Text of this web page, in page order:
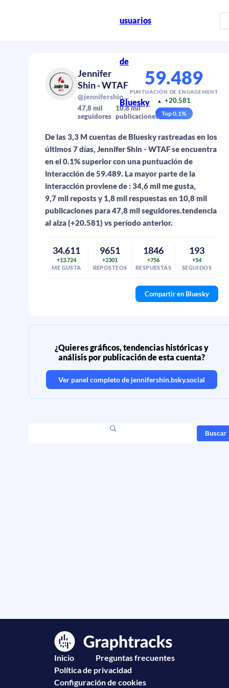
usuarios
de
Bluesky
Jennifer
Shin - WTAF
@jennifershin.bsky.social
47,8 mil
seguidores
10,8 mil
publicaciones
59.489
PUNTUACIÓN DE ENGAGEMENT
▲ +20.581
Top0.1%
De las 3,3 M cuentas de Bluesky rastreadas en los
últimos 7 días, Jennifer Shin - WTAF se encuentra
en el 0.1% superior con una puntuación de
interacción de 59.489. La mayor parte de la
interacción proviene de : 34,6 mil me gusta,
9,7 mil reposts y 1,8 mil respuestas en 10,8 mil
publicaciones para 47,8 mil seguidores.tendencia
al alza (+20.581) vs período anterior.
34.611
+13.724
ME GUSTA
9651
+2301
REPOSTEOS
1846
+756
RESPUESTAS
193
+54
SEGUIDOS
Compartir en Bluesky
¿Quieres gráficos, tendencias históricas y
análisis por publicación de esta cuenta?
Ver panel completo de jennifershin.bsky.social
Buscar
Inicio
Preguntas frecuentes
Política de privacidad
Configuración de cookies